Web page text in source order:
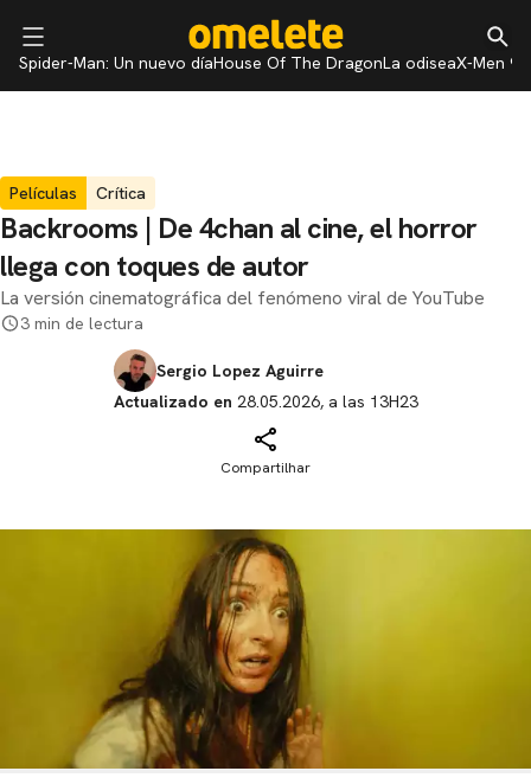
Spider-Man: Un nuevo díaHouse Of The DragonLa odiseaX-Men 97
Películas Crítica
Backrooms | De 4chan al cine, el horror
llega con toques de autor
La versión cinematográfica del fenómeno viral de YouTube
3 min de lectura
Sergio Lopez Aguirre
Actualizado en 28.05.2026, a las 13H23
Compartilhar